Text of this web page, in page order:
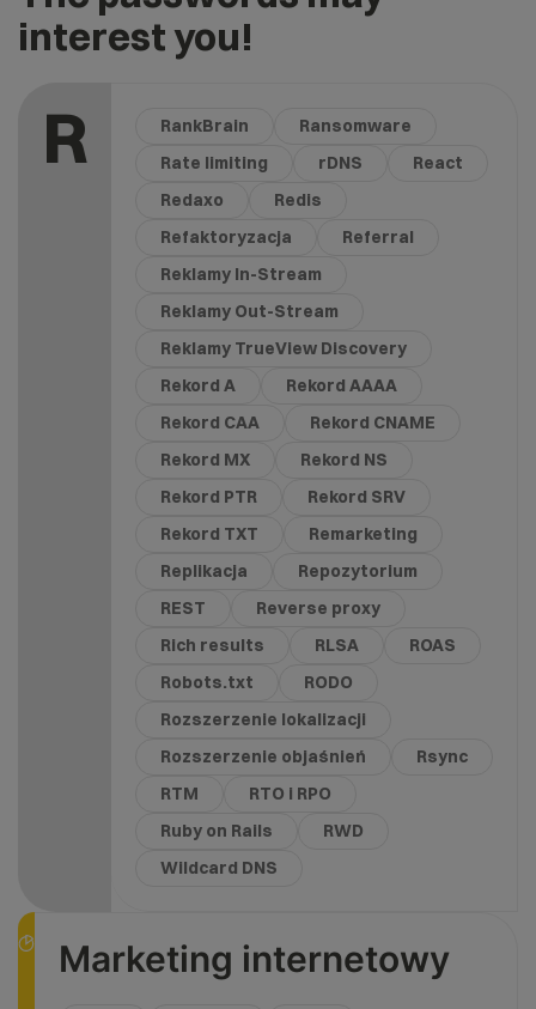
interest you!
R RankBrain
Ransomware
Rate limiting
rDNS
React
Redaxo
Redis
Refaktoryzacja
Referral
Reklamy In-Stream
Reklamy Out-Stream
Reklamy TrueView Discovery
Rekord A
Rekord AAAA
Rekord CAA
Rekord CNAME
Rekord MX
Rekord NS
Rekord PTR
Rekord SRV
Rekord TXT
Remarketing
Replikacja
Repozytorium
REST
Reverse proxy
Rich results
RLSA
ROAS
Robots.txt
RODO
Rozszerzenie lokalizacji
Rozszerzenie objaśnień
Rsync
RTM
RTO i RPO
Ruby on Rails
RWD
Wildcard DNS
Marketing internetowy